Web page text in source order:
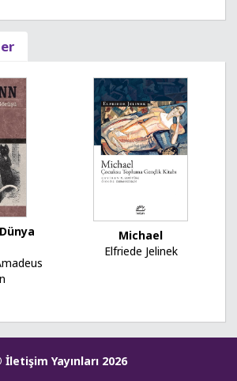
Michael
Elfriede Jelinek
İletişim Yayınları 2026